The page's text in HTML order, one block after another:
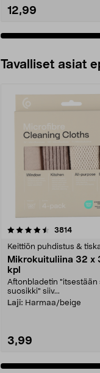
12,99
Tavalliset asiat
3814
Keittiön puhdistus &
Mikrokuituliina 32 x
kpl
Aftonbladetin "itsestään
suosikki" siiv...
Laji: Harmaa/beige
3,99
4.5viidestä